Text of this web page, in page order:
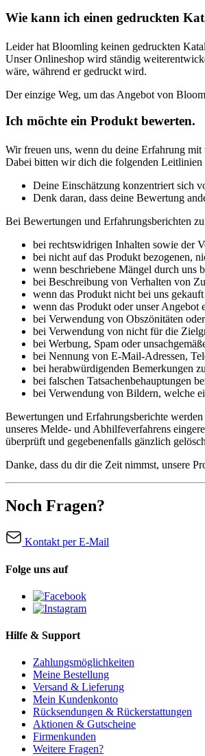
Wie kann ich einen gedruckten
Leider hat Bloomling keinen gedruckten
Unser Onlineshop wird ständig
wäre, während er gedruckt wird.
Der einzige Weg, um das Angebot von
Ich möchte ein Produkt bewerten.
Wir freuen uns, wenn du deine Erfahrung
Dabei bitten wir dich die folgenden Leitlinien
Deine Einschätzung konzentriert sich
Denk daran, dass deine Bewertung
Bei Bewertungen und Erfahrungsberichten
bei rechtswidrigen Inhalten sowie der
bei nicht auf das Produkt bezogenen,
wenn beschriebene Mängel durch uns
bei Beschreibung von Verhalten von
wenn das Produkt nicht bei uns
wenn das Produkt oder unser Angebot
bei Verwendung von Obszönitäten
bei Verwendung von nicht für die
bei Werbung, Spam oder
bei Nennung von E-Mail-Adressen,
bei herabwürdigenden Bemerkungen
bei falschen Tatsachenbehauptungen
bei Verwendung von Bildern, welche
Bewertungen und Erfahrungsberichte
unseres Melde- und Abhilfeverfahrens
überprüft und gegebenenfalls gänzlich
Danke, dass du dir die Zeit nimmst, unsere
Noch Fragen?
Kontakt per E-Mail
Folge uns auf
Hilfe & Support
Zahlungsmöglichkeiten
Meine Bestellung
Versand & Lieferung
Mein Kundenkonto
Rücksendungen & Rückerstattungen
Aktionen & Gutscheine
Firmenkunden
Weitere Fragen?